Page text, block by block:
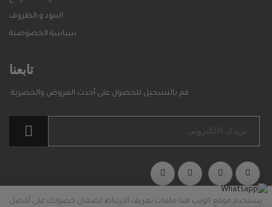
البنود و الظروف
سياسة الخصوصية
تابعنا
قم بالتسجيل للحصول على أحدث العروض والحصرية.
يستخدم موقع الويب هذا ملفات تعريف الارتباط لضمان حصولك على أفضل